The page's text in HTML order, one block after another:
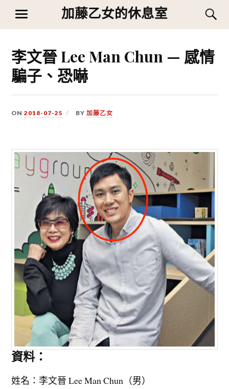
content
加藤乙女的休息室
MENU
李文晉 Lee Man Chun — 感情
騙子、恐嚇
ON2018-07-25 BY加藤乙女
資料：
姓名：李文晉 Lee Man Chun（男）